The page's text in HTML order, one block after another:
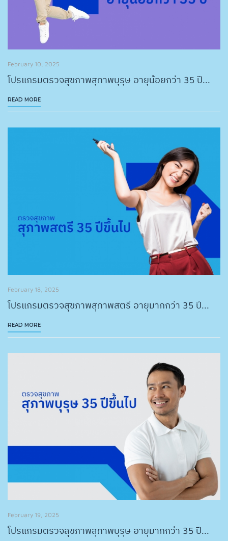
February 10, 2025
โปรแกรมตรวจสุขภาพสุภาพบุรุษ อายุน้อยกว่า 35 ปี...
READ MORE
February 18, 2025
โปรแกรมตรวจสุขภาพสุภาพสตรี อายุมากกว่า 35 ปี...
READ MORE
February 19, 2025
โปรแกรมตรวจสุขภาพสุภาพบุรุษ อายุมากกว่า 35 ปี...